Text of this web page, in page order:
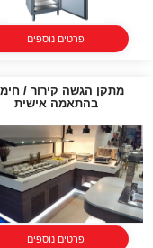
פרטים נוספים
מתקן הגשה קירור /
בהתאמה אישית
פרטים נוספים